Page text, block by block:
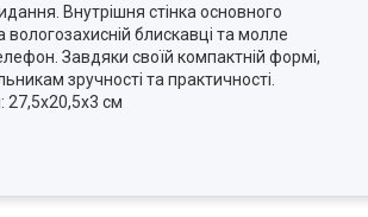
Внутрішня стінка основного
блискавці та молле
Завдяки своїй компактній формі,
зручності та практичності.
27,5x20,5x3 см